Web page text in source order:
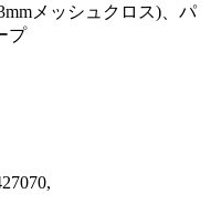
メッシュクロス)、パ
プ